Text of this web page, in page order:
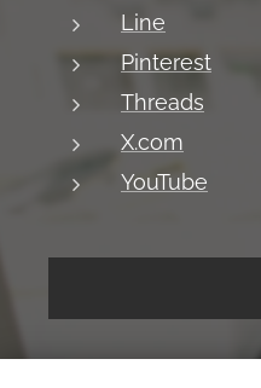
Line
Pinterest
Threads
X.com
YouTube